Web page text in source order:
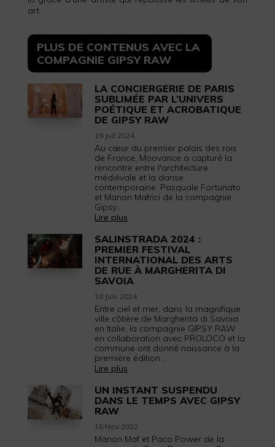
art.
PLUS DE CONTENUS AVEC LA
COMPAGNIE GIPSY RAW
LA CONCIERGERIE DE PARIS
SUBLIMÉE PAR L’UNIVERS
POÉTIQUE ET ACROBATIQUE
DE GIPSY RAW
19 Juil 2024
Au cœur du premier palais des rois
de France, Moovance a capturé la
rencontre entre l'architecture
médiévale et la danse
contemporaine. Pasquale Fortunato
et Manon Mafrici de la compagnie
Gipsy...
Lire plus
SALINSTRADA 2024 :
PREMIER FESTIVAL
INTERNATIONAL DES ARTS
DE RUE À MARGHERITA DI
SAVOIA
10 Juin 2024
Entre ciel et mer, dans la magnifique
ville côtière de Margherita di Savoia
en Italie, la compagnie GIPSY RAW
en collaboration avec PROLOCO et la
commune ont donné naissance à la
première édition...
Lire plus
UN INSTANT SUSPENDU
DANS LE TEMPS AVEC GIPSY
RAW
16 Nov 2022
Manon Maf et Paco Power de la